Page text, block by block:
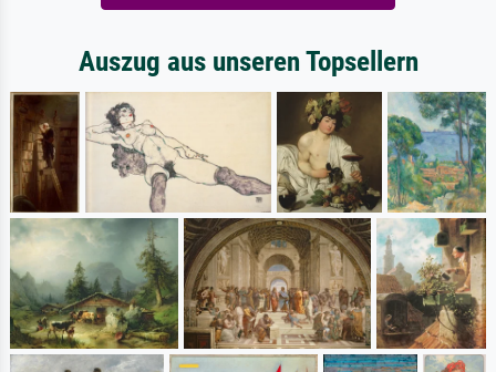
Auszug aus unseren Topsellern